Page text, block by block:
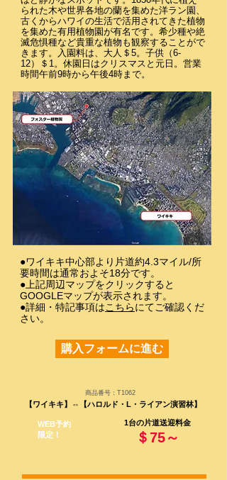
られた木や世界各地の蘭を集めた洋ラン園、
古くからハワイの生活で活用されてきた植物
を集めた有用植物園が有名です。希少種や絶
滅危惧種など貴重な植物も観察することがで
きます。入園料は、大人＄5。子供（6-
12）＄1。休園日はクリスマスと元日。営業
時間午前9時から午後4時まで。
●ワイキキ中心部より片道約4.3マイル/所
要時間は通常およそ18分です。
●上記周辺マップをクリックすると
GOOGLEマップが表示されます。
●詳細・特記事項はこちらにてご確認くだ
さい。
購入フォームに進む
商品番号：T1062
WEB予約
限定！
1台の片道送迎料金
＄75～
​【ワイキキ】⇔ 【ハロルド・L・ライアン演習林】